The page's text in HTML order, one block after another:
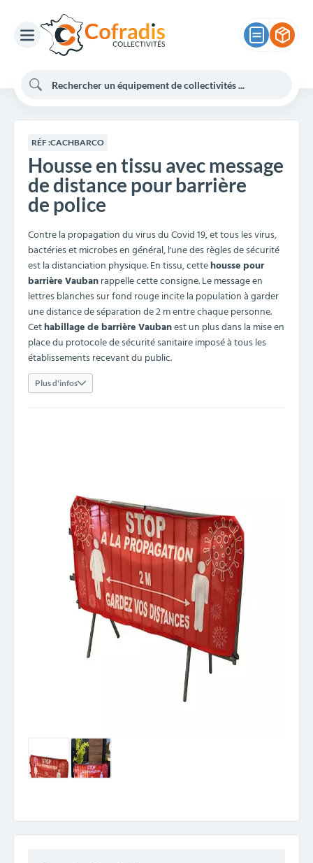
RÉF :CACHBARCO
Housse en tissu avec message
de distance pour barrière
de police
Contre la propagation du virus du Covid 19, et tous les virus,
bactéries et microbes en général, l'une des règles de sécurité
est la distanciation physique. En tissu, cettehousse pour
barrière Vaubanrappelle cette consigne. Le message en
lettres blanches sur fond rouge incite la population à garder
une distance de séparation de 2 m entre chaque personne.
Cethabillage de barrière Vaubanest un plus dans la mise en
place du protocole de sécurité sanitaire imposé à tous les
établissements recevant du public.
Plus d'infos